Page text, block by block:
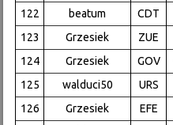
122
beatum CDT
123
Grzesiek ZUE
124
Grzesiek GOV
125
walduci50 URS
126
Grzesiek EFE